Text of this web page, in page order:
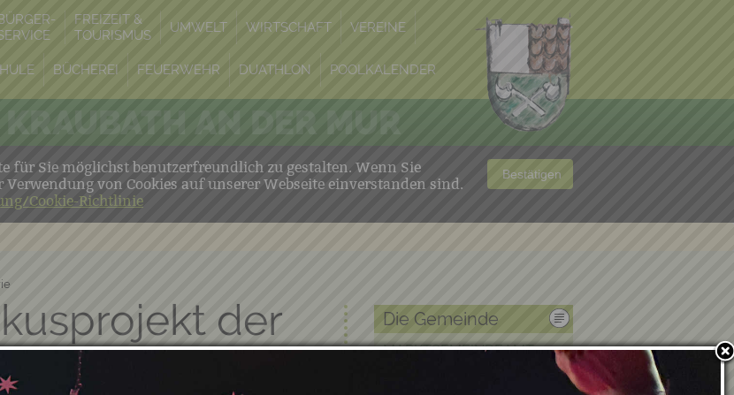
FREIZEIT &
TOURISMUS
UMWELT WIRTSCHAFT VEREINE
BÜCHEREI FEUERWEHR DUATHLON POOLKALENDER
AN DER MUR
für Sie möglichst benutzerfreundlich zu gestalten. Wenn Sie
von Cookies auf unserer Webseite einverstanden sind.
Cookie-Richtlinie
Bestätigen
der
Die Gemeinde
MARKTGEMEINDEAMT